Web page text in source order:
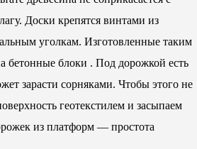
Доски крепятся винтами из
уголкам. Изготовленные таким
бетонные блоки . Под дорожкой есть
зарасти сорняками. Чтобы этого не
геотекстилем и засыпаем
из платформ — простота